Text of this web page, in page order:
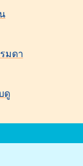
มดา
ดู